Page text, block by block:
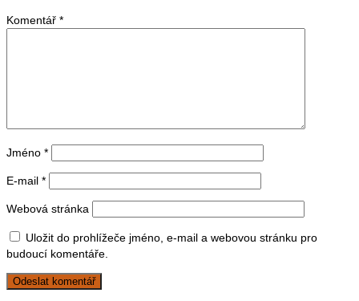
Komentář *
Jméno *
E-mail *
Webová stránka
Uložit do prohlížeče jméno, e-mail a webovou stránku pro
budoucí komentáře.